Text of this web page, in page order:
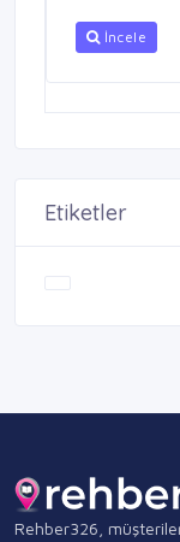
İncele
Etiketler
Rehber326,